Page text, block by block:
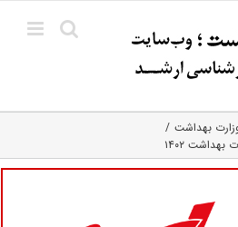
بهداشت
۱۴۰۲